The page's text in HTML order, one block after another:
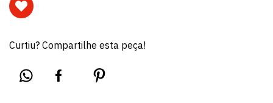
Curtiu? Compartilhe esta peça!